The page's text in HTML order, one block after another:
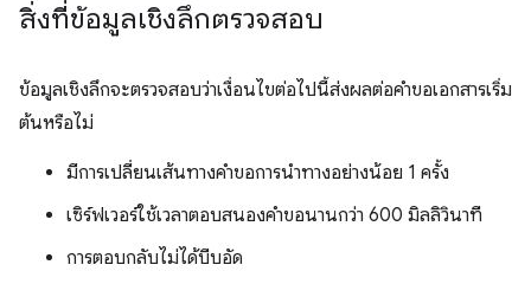
สิ่งที่ข้อมูลเชิงลึกตรวจสอบ
ข้อมูลเชิงลึกจะตรวจสอบว่าเงื่อนไขต่อไปนี้ส่งผลต่อคำขอเอกสารเริ่ม
ต้นหรือไม่
มีการเปลี่ยนเส้นทางคำขอการนำทางอย่างน้อย 1 ครั้ง
เซิร์ฟเวอร์ใช้เวลาตอบสนองคำขอนานกว่า 600 มิลลิวินาที
การตอบกลับไม่ได้บีบอัด